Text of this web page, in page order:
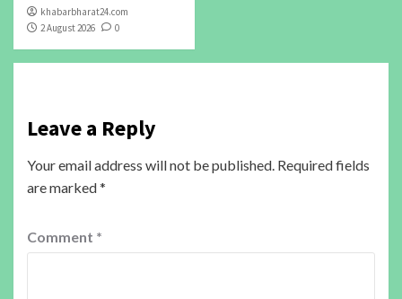
khabarbharat24.com
2 August 2026
0
Leave a Reply
Your email address will not be published. Required fields
are marked*
Comment *